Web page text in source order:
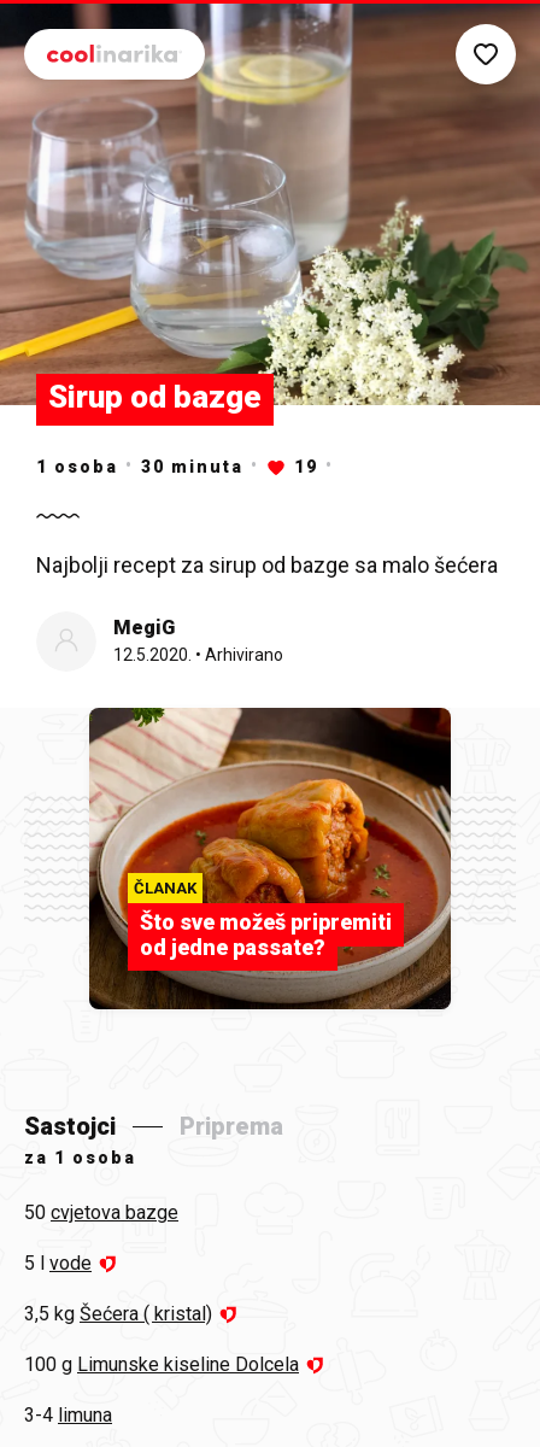
Preskoči na glavni sadržaj
Sirup od bazge
1 osoba 30 minuta 19
Najbolji recept za sirup od bazge sa malo šećera
MegiG
12.5.2020. • Arhivirano
ČLANAK
Što sve možeš pripremiti
od jedne passate?
Sastojci Priprema
za 1 osoba
50 cvjetova bazge
5 l vode
3,5 kg Šećera ( kristal)
100 g Limunske kiseline Dolcela
3-4 limuna